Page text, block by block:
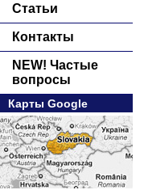
Статьи
Контакты
NEW! Частые
вопросы
Карты Google